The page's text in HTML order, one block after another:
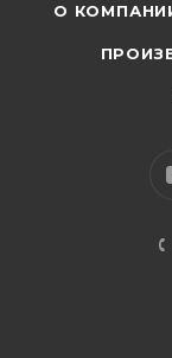
О